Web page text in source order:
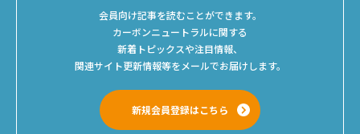
会員向け記事を読むことができます。
カーボンニュートラルに関する
新着トピックスや注目情報、
関連サイト更新情報等をメールでお届けします。
新規会員登録はこちら